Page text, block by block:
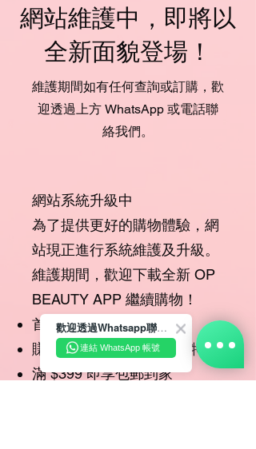
網站維護中，即將以
全新面貌登場！
維護期間如有任何查詢或訂購，歡
迎透過上方 WhatsApp 或電話聯
絡我們。
網站系統升級中
為了提供更好的購物體驗，網
站現正進行系統維護及升級。
維護期間，歡迎下載全新 OP
BEAUTY APP 繼續購物！
首次下單即享專屬優惠
賺取會員積分及生日專享特惠
滿 $399 即享包郵到家
歡迎透過Whatsapp聯絡我們☺️~
連結 WhatsApp 帳號